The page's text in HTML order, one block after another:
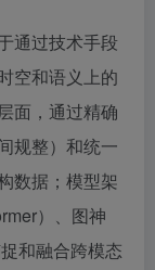
通过技术手段
空和语义上的
面，通过精确
规整）和统一
数据；模型架
）、图神
和融合跨模态